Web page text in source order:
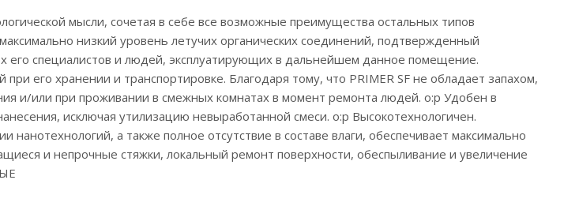
мысли, сочетая в себе все возможные преимущества остальных типов
низкий уровень летучих органических соединений, подтвержденный
его специалистов и людей, эксплуатирующих в дальнейшем данное помещение.
его хранении и транспортировке. Благодаря тому, что PRIMER SF не обладает запахом,
и/или при проживании в смежных комнатах в момент ремонта людей. o:p Удобен в
исключая утилизацию невыработанной смеси. o:p Высокотехнологичен.
а также полное отсутствие в составе влаги, обеспечивает максимально
и непрочные стяжки, локальный ремонт поверхности, обеспыливание и увеличение